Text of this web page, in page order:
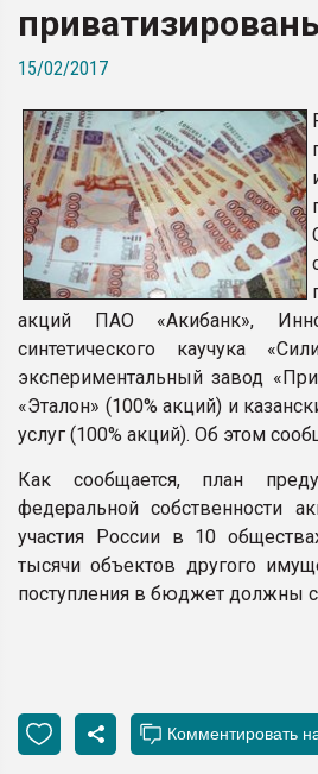
что касается выдува ПЭТ
ПЕРЕЙТИ НА ФОРУМ
15/02/2017
акций ПАО «Акибанк»,
синтетического каучука
экспериментальный завод
«Эталон» (100% акций) и
услуг (100% акций). Об этом
Как сообщается, план
федеральной собственности
участия России в 10
тысячи объектов другого
поступления в бюджет должны